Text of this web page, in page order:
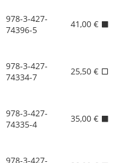
978-3-427-
74396-5
41,00 €
978-3-427-
74334-7
25,50 €
978-3-427-
74335-4
35,00 €
978-3-427-